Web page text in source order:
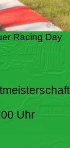
Racing Day
Uhr